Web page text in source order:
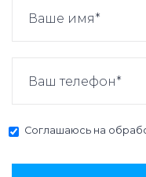
Соглашаюсь на